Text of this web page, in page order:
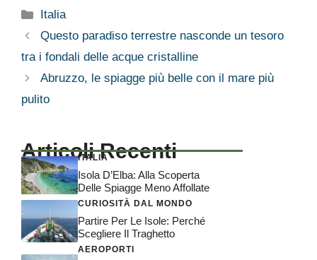
Categorie
Italia
Questo paradiso terrestre nasconde un tesoro
tra i fondali delle acque cristalline
Abruzzo, le spiagge più belle con il mare più
pulito
Articoli Recenti
ITALIA
Isola D’Elba: Alla Scoperta
Delle Spiagge Meno Affollate
CURIOSITÀ DAL MONDO
Partire Per Le Isole: Perché
Scegliere Il Traghetto
AEROPORTI